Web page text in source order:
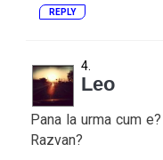
REPLY
Leo
Pana la urma cum
Razvan?